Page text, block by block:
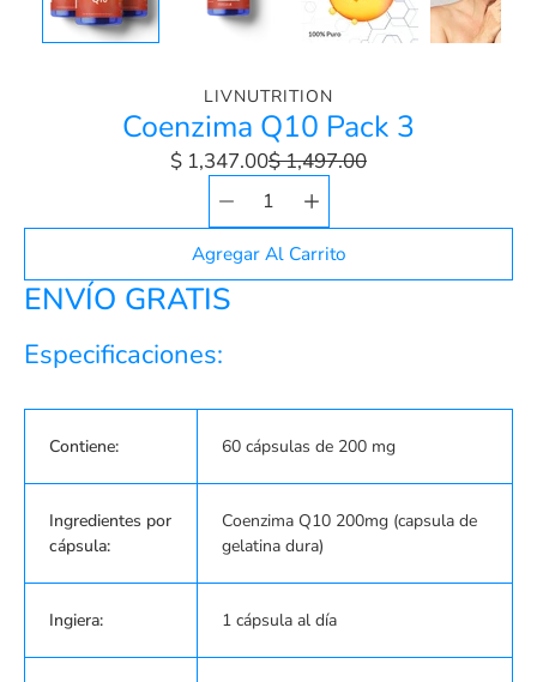
LIVNUTRITION
Coenzima Q10 Pack 3
$ 1,347.00$ 1,497.00
Seleccionar
variante
Selector de
cantidad
Agregar Al Carrito
ENVÍO GRATIS
Especificaciones:
Contiene: 60 cápsulas de 200 mg
Ingredientes por
cápsula:
Coenzima Q10 200mg (capsula de
gelatina dura)
Ingiera: 1 cápsula al día